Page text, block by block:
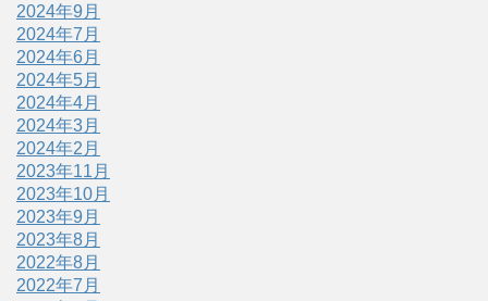
2024年9月
2024年7月
2024年6月
2024年5月
2024年4月
2024年3月
2024年2月
2023年11月
2023年10月
2023年9月
2023年8月
2022年8月
2022年7月